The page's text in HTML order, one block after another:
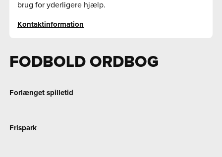
brug for yderligere hjælp.
Kontaktinformation
FODBOLD ORDBOG
Forlænget spilletid
Frispark